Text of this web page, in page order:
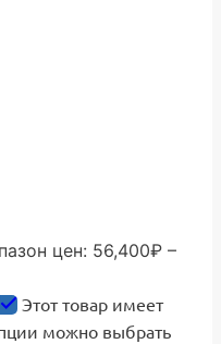
цен: 56,400₽ –
Этот товар имеет
можно выбрать